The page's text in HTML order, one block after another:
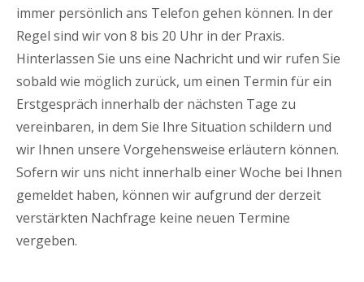
immer persönlich ans Telefon gehen können. In der
Regel sind wir von 8 bis 20 Uhr in der Praxis.
Hinterlassen Sie uns eine Nachricht und wir rufen Sie
sobald wie möglich zurück, um einen Termin für ein
Erstgespräch innerhalb der nächsten Tage zu
vereinbaren, in dem Sie Ihre Situation schildern und
wir Ihnen unsere Vorgehensweise erläutern können.
Sofern wir uns nicht innerhalb einer Woche bei Ihnen
gemeldet haben, können wir aufgrund der derzeit
verstärkten Nachfrage keine neuen Termine
vergeben.